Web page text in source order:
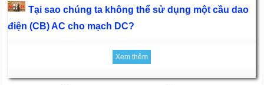
Tại sao chúng ta không thể sử dụng một cầu dao
điện (CB) AC cho mạch DC?
Xem thêm